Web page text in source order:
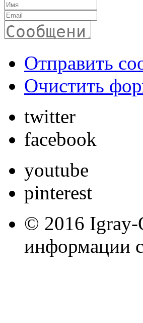
Отправить
Очистить
twitter
facebook
youtube
pinterest
© 2016 Igray-
информации